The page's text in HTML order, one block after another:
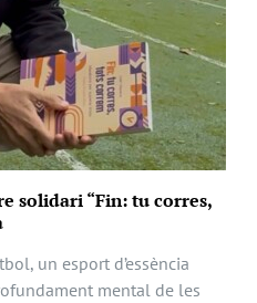
solidari “Fin: tu corres,
un esport d’essència
mental de les